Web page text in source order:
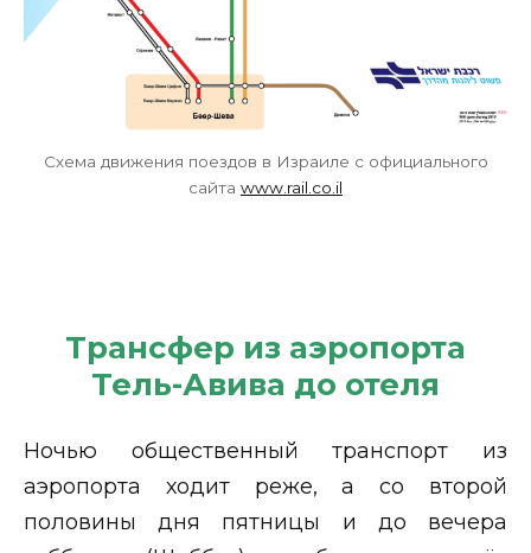
Схема движения поездов в Израиле с официального
сайта www.rail.co.il
Трансфер из аэропорта
Тель-Авива до отеля
Ночью общественный транспорт из
аэропорта ходит реже, а со второй
половины дня пятницы и до вечера